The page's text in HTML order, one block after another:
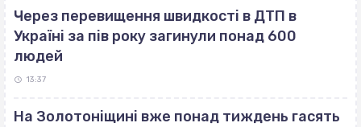
Через перевищення швидкості в ДТП в
Україні за пів року загинули понад 600
людей
13:37
На Золотоніщині вже понад тиждень гасять